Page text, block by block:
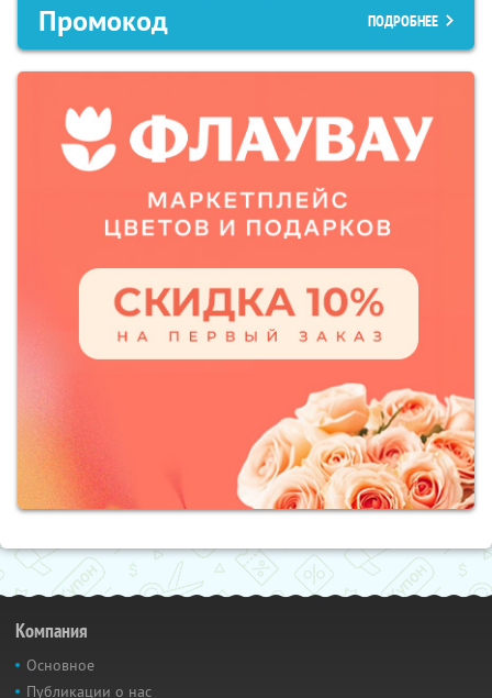
Промокод ПОДРОБНЕЕ
Компания
Основное
Публикации о нас